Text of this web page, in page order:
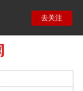
去关注